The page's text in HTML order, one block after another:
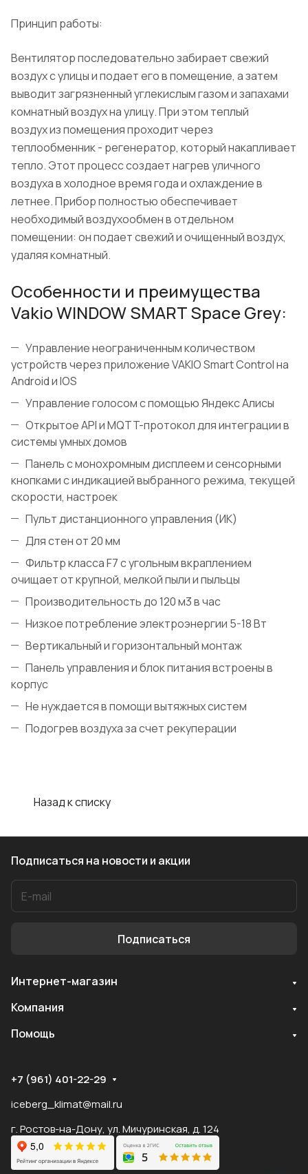
Принцип работы:
Вентилятор последовательно забирает свежий
воздух с улицы и подает его в помещение, а затем
выводит загрязненный углекислым газом и запахами
комнатный воздух на улицу. При этом теплый
воздух из помещения проходит через
теплообменник - регенератор, который накапливает
тепло. Этот процесс создает нагрев уличного
воздуха в холодное время года и охлаждение в
летнее. Прибор полностью обеспечивает
необходимый воздухообмен в отдельном
помещении: он подает свежий и очищенный воздух,
удаляя комнатный.
Особенности и преимущества
Vakio WINDOW SMART Space Grey:
Управление неограниченным количеством
устройств через приложение VAKIO Smart Control на
Android и IOS
Управление голосом с помощью Яндекс Алисы
Открытое API и MQTT-протокол для интеграции в
системы умных домов
Панель с монохромным дисплеем и сенсорными
кнопками с индикацией выбранного режима, текущей
скорости, настроек
Пульт дистанционного управления (ИК)
Для стен от 20 мм
Фильтр класса F7 с угольным вкраплением
очищает от крупной, мелкой пыли и пыльцы
Производительность до 120 м3 в час
Низкое потребление электроэнергии 5-18 Вт
Вертикальный и горизонтальный монтаж
Панель управления и блок питания встроены в
корпус
Не нуждается в помощи вытяжных систем
Подогрев воздуха за счет рекуперации
Назад к списку
Подписаться на новости и акции
Подписаться
Интернет-магазин
Компания
Помощь
+7 (961) 401-22-29
iceberg_klimat@mail.ru
г. Ростов-на-Дону, ул. Мичуринская, д. 124